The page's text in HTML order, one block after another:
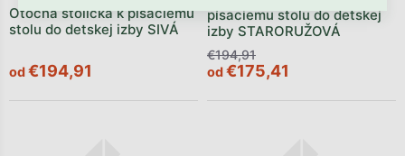
Otočná stolička k písaciemu
stolu do detskej izby SIVÁ
od€194,91
písaciemu stolu do detskej
izby STARORUŽOVÁ
€194,91
od€175,41